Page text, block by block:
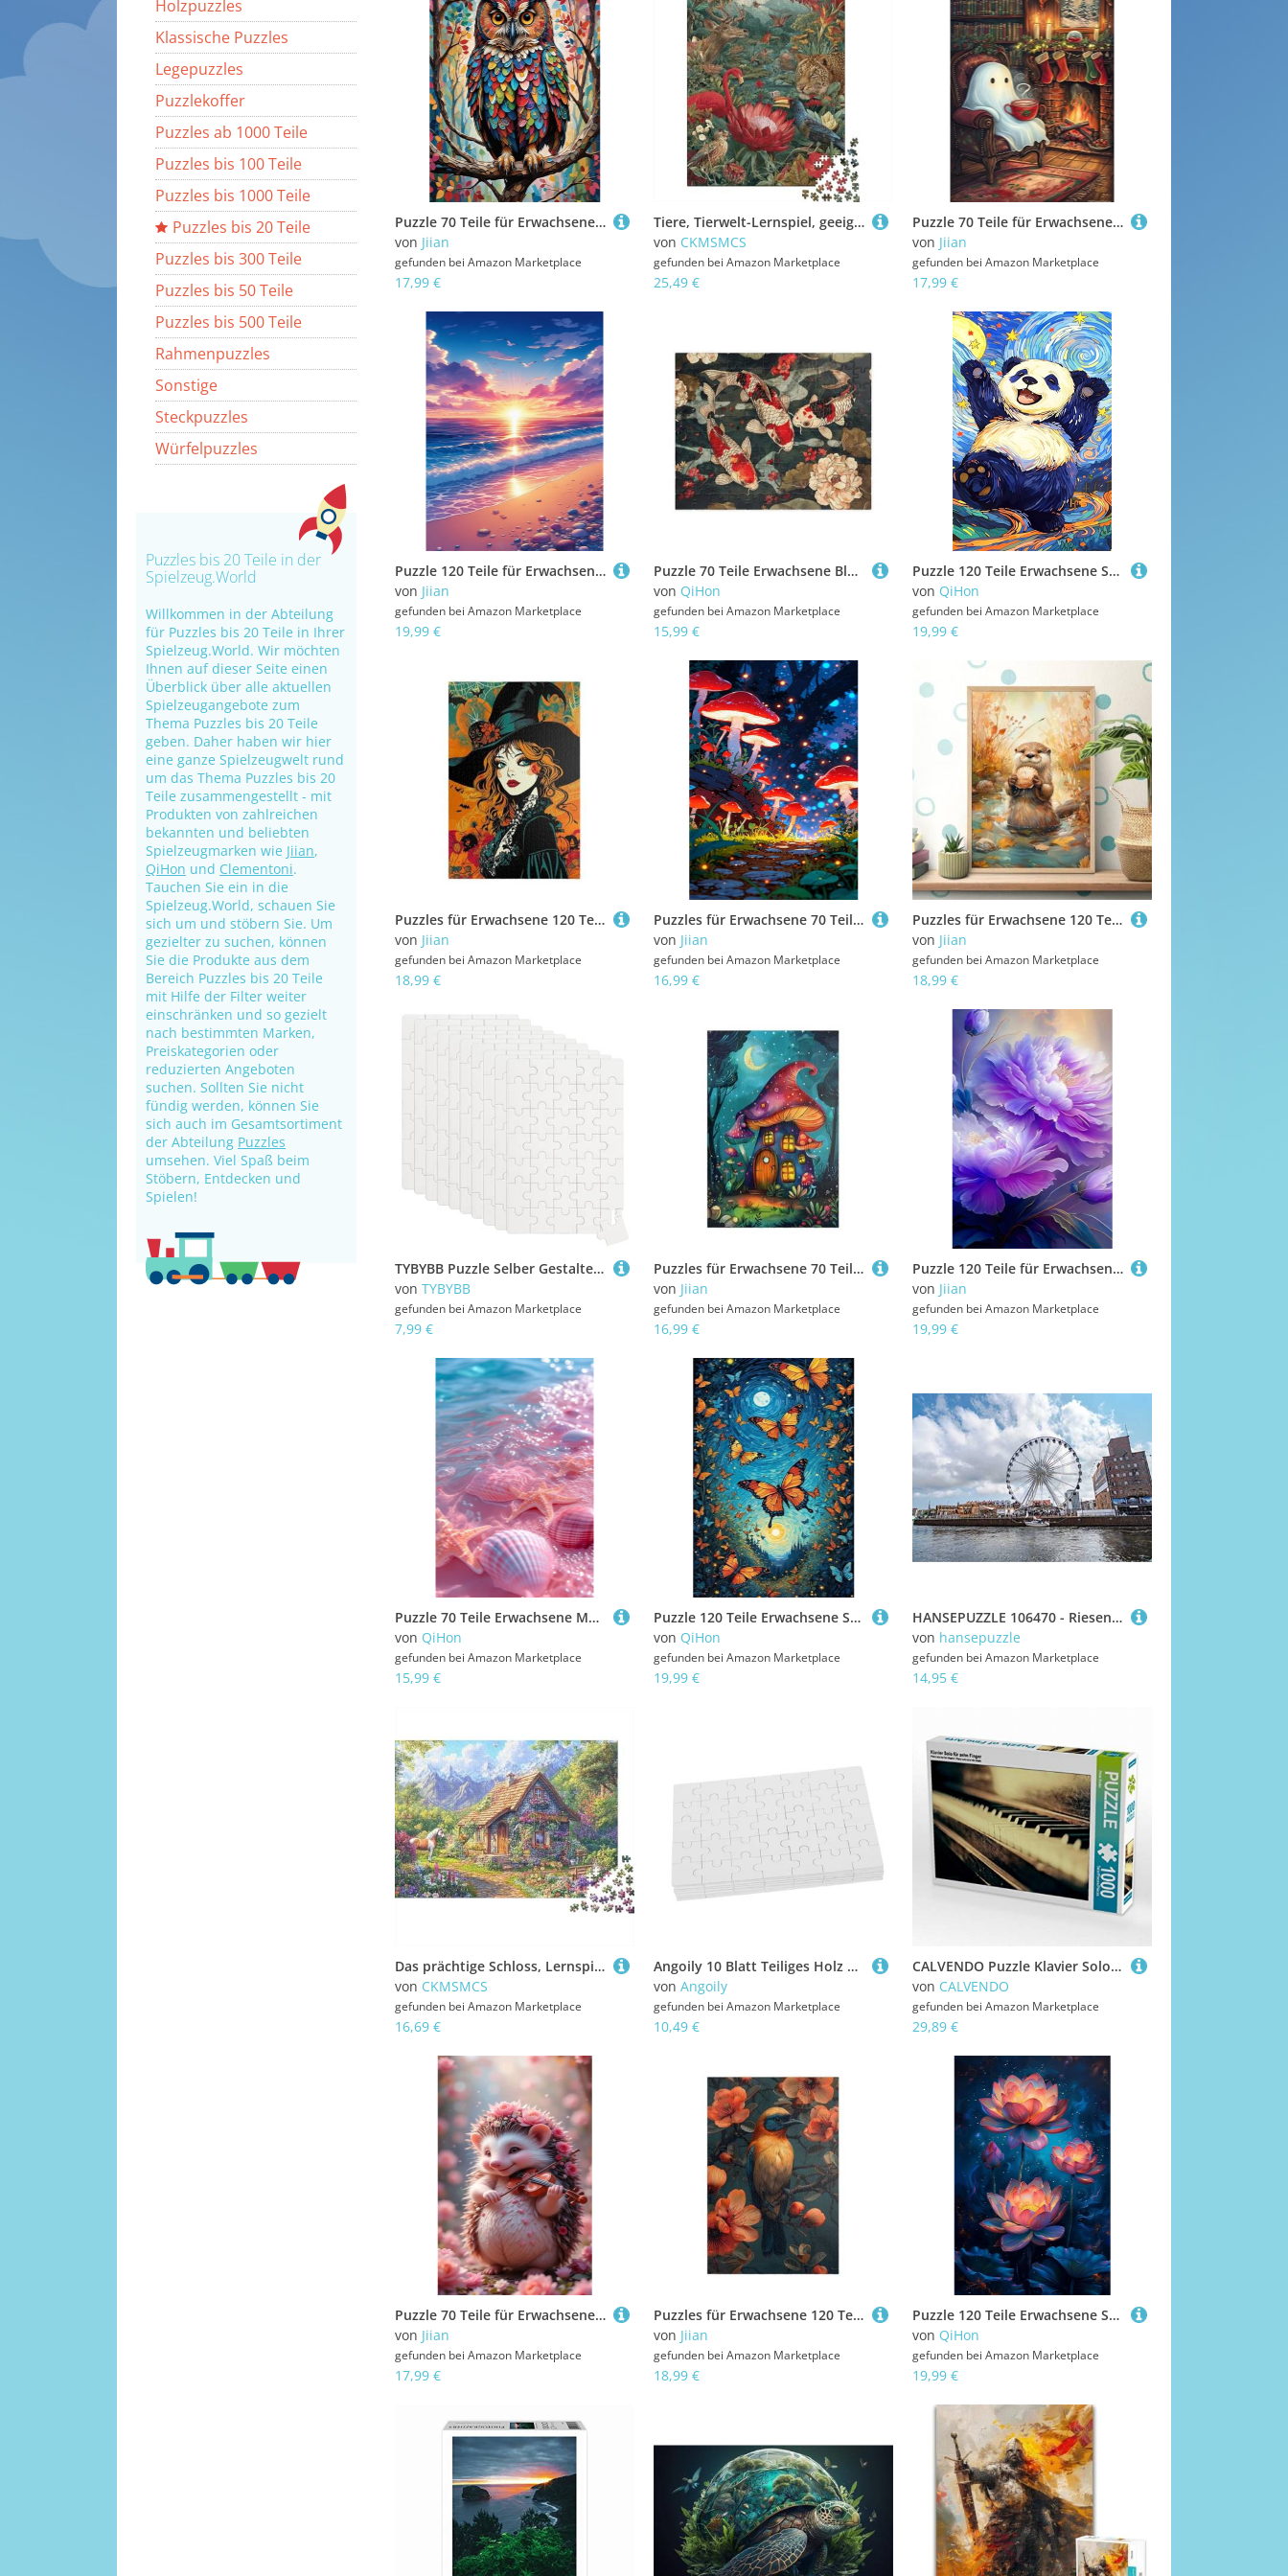
Holzpuzzles
Klassische Puzzles
Legepuzzles
Puzzlekoffer
Puzzles ab 1000 Teile
Puzzles bis 100 Teile
Puzzles bis 1000 Teile
Puzzles bis 20 Teile
Puzzles bis 300 Teile
Puzzles bis 50 Teile
Puzzles bis 500 Teile
Rahmenpuzzles
Sonstige
Steckpuzzles
Würfelpuzzles
Puzzles bis 20 Teile in der
Spielzeug.World
Willkommen in der Abteilung
für Puzzles bis 20 Teile in Ihrer
Spielzeug.World. Wir möchten
Ihnen auf dieser Seite einen
Überblick über alle aktuellen
Spielzeugangebote zum
Thema Puzzles bis 20 Teile
geben. Daher haben wir hier
eine ganze Spielzeugwelt rund
um das Thema Puzzles bis 20
Teile zusammengestellt - mit
Produkten von zahlreichen
bekannten und beliebten
Spielzeugmarken wie Jiian,
QiHon und Clementoni.
Tauchen Sie ein in die
Spielzeug.World, schauen Sie
sich um und stöbern Sie. Um
gezielter zu suchen, können
Sie die Produkte aus dem
Bereich Puzzles bis 20 Teile
mit Hilfe der Filter weiter
einschränken und so gezielt
nach bestimmten Marken,
Preiskategorien oder
reduzierten Angeboten
suchen. Sollten Sie nicht
fündig werden, können Sie
sich auch im Gesamtsortiment
der Abteilung Puzzles
umsehen. Viel Spaß beim
Stöbern, Entdecken und
Spielen!
Puzzle 70 Teile für Erwachsene Bunte Eule Impossible Game Pädagogisches Spiel Herausforderndes Rätsel 70 Teile Puzzles 20 x 15 cm
von Jiian
gefunden bei Amazon Marketplace
17,99 €
Tiere, Tierwelt-Lernspiel, geeignet für Kinder ab 10 Jahren und Erwachsene, interessant und herausfordernd, 1000 Teile (75 x 50 cm)
von CKMSMCS
gefunden bei Amazon Marketplace
25,49 €
Puzzle 70 Teile für Erwachsene Süßer Geist Impossible Game Pädagogisches Spiel Herausforderndes Rätsel 70 Teile Puzzles 20 x 15 cm
von Jiian
gefunden bei Amazon Marketplace
17,99 €
Puzzle 120 Teile für Erwachsene Sonnenaufgang Wellen Strand Impossible Game Pädagogisches Spiel Herausforderndes Rätsel 120 Teile Puzzles 25 x 20 cm
von Jiian
gefunden bei Amazon Marketplace
19,99 €
Puzzle 70 Teile Erwachsene Blumen Koi 20 x 15 cm Puzzles für Erwachsene Pädagogisches Spiel Herausforderung Spielzeug Impossible Puzzle 70 Teile Puzzles
von QiHon
gefunden bei Amazon Marketplace
15,99 €
Puzzle 120 Teile Erwachsene Sternenhimmel Pandas 25 x 20 cm Puzzles für Erwachsene Pädagogisches Spiel Herausforderung Spielzeug Impossible Puzzle 120 Teile Puzzles
von QiHon
gefunden bei Amazon Marketplace
19,99 €
Puzzles für Erwachsene 120 Teile Süßes Mädchen 25 x 20 cm Puzzle Erwachsene Klassische Puzzles Pädagogisches Spiel Impossible Herausforderung 120 Teile Puzzle
von Jiian
gefunden bei Amazon Marketplace
18,99 €
Puzzles für Erwachsene 70 Teile Roter Pilz 20 x 15 cm Puzzle Erwachsene Klassische Puzzles Pädagogisches Spiel Impossible Herausforderung 70 Teile Puzzle
von Jiian
gefunden bei Amazon Marketplace
16,99 €
Puzzles für Erwachsene 120 Teile Herbstotter 25 x 20 cm Puzzle Erwachsene Klassische Puzzles Pädagogisches Spiel Impossible Herausforderung 120 Teile Puzzle
von Jiian
gefunden bei Amazon Marketplace
18,99 €
TYBYBB Puzzle Selber Gestalten 10 Stück Blanko Puzzle zum Bemalen, 35 Teile Holzpuzzle Blanko, Minipuzzle Weiß für Kinder zum Malen von Motiven und zum Spielen Kindergeburtstag (15×10 cm)
von TYBYBB
gefunden bei Amazon Marketplace
7,99 €
Puzzles für Erwachsene 70 Teile Mondpilzhaus 20 x 15 cm Puzzle Erwachsene Klassische Puzzles Pädagogisches Spiel Impossible Herausforderung 70 Teile Puzzle
von Jiian
gefunden bei Amazon Marketplace
16,99 €
Puzzle 120 Teile für Erwachsene Lila Pfingstrose Impossible Game Pädagogisches Spiel Herausforderndes Rätsel 120 Teile Puzzles 25 x 20 cm
von Jiian
gefunden bei Amazon Marketplace
19,99 €
Puzzle 70 Teile Erwachsene Muschel Seestern 20 x 15 cm Puzzles für Erwachsene Pädagogisches Spiel Herausforderung Spielzeug Impossible Puzzle 70 Teile Puzzles
von QiHon
gefunden bei Amazon Marketplace
15,99 €
Puzzle 120 Teile Erwachsene Sternenhimmel Schmetterling 25 x 20 cm Puzzles für Erwachsene Pädagogisches Spiel Herausforderung Spielzeug Impossible Puzzle 120 Teile Puzzles
von QiHon
gefunden bei Amazon Marketplace
19,99 €
HANSEPUZZLE 106470 - Riesenrad Puzzle 130 Teile | Reisen Puzzle mit hochwertiger Puzzle Aufbewahrung: Kartonbox und wiederverschließbarem Beutel | Puzzle-Maße: 28,7 x 20 cm
von hansepuzzle
gefunden bei Amazon Marketplace
14,95 €
Das prächtige Schloss, Lernspiel, geeignet für Kinder ab 10 Jahren und Erwachsene, interessant und herausfordernd, 500 Teile (52 x 38 cm)
von CKMSMCS
gefunden bei Amazon Marketplace
16,69 €
Angoily 10 Blatt Teiliges Holz Puzzle Sublimationsrohlinge Blanko Jigsaw Puzzle Teile zum Bemalen DIY Heat Transfer für Kreative Fotogeschenke an Familie Bekannte
von Angoily
gefunden bei Amazon Marketplace
10,49 €
CALVENDO Puzzle Klavier Solo für zehn Finger 1000 Teile Lege-Größe 64 x 48 cm Foto-Puzzle Bild von Peter Roder
von CALVENDO
gefunden bei Amazon Marketplace
29,89 €
Puzzle 70 Teile für Erwachsene Blumenigel Impossible Game Pädagogisches Spiel Herausforderndes Rätsel 70 Teile Puzzles 20 x 15 cm
von Jiian
gefunden bei Amazon Marketplace
17,99 €
Puzzles für Erwachsene 120 Teile Vögel Blühen 25 x 20 cm Puzzle Erwachsene Klassische Puzzles Pädagogisches Spiel Impossible Herausforderung 120 Teile Puzzle
von Jiian
gefunden bei Amazon Marketplace
18,99 €
Puzzle 120 Teile Erwachsene Sternenhimmel Lotus 25 x 20 cm Puzzles für Erwachsene Pädagogisches Spiel Herausforderung Spielzeug Impossible Puzzle 120 Teile Puzzles
von QiHon
gefunden bei Amazon Marketplace
19,99 €